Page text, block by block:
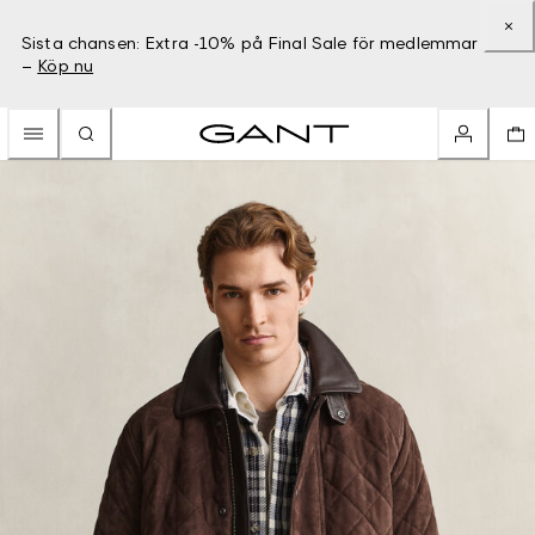
Sista chansen: Extra -10% på Final Sale för medlemmar
– Köp nu